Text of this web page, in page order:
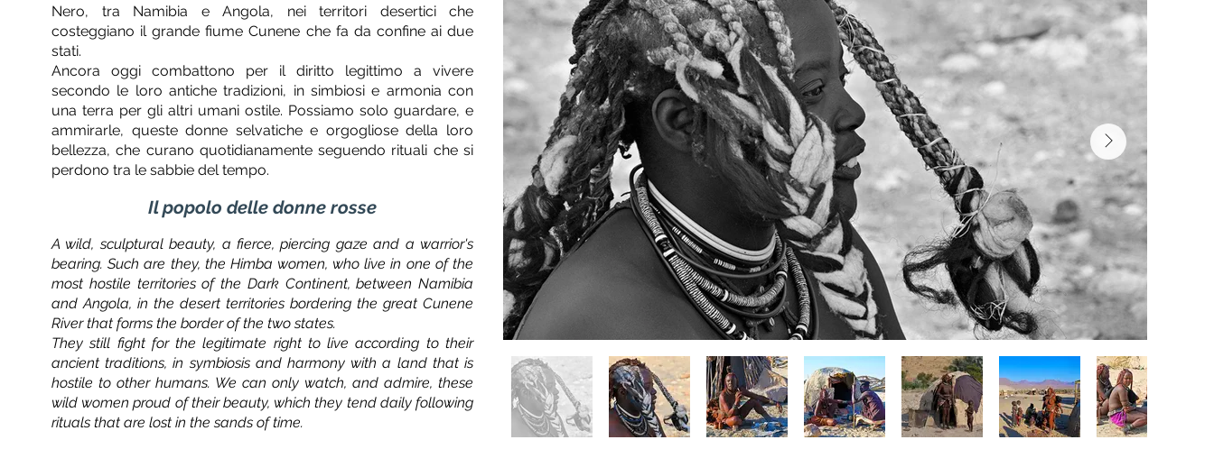
Nero, tra Namibia e Angola, nei territori desertici che
costeggiano il grande fiume Cunene che fa da confine ai due
stati.
Ancora oggi combattono per il diritto legittimo a vivere
secondo le loro antiche tradizioni, in simbiosi e armonia con
una terra per gli altri umani ostile. Possiamo solo guardare, e
ammirarle, queste donne selvatiche e orgogliose della loro
bellezza, che curano quotidianamente seguendo rituali che si
perdono tra le sabbie del tempo.
Il popolo delle donne rosse
A wild, sculptural beauty, a fierce, piercing gaze and a warrior's
bearing. Such are they, the Himba women, who live in one of the
most hostile territories of the Dark Continent, between Namibia
and Angola, in the desert territories bordering the great Cunene
River that forms the border of the two states.
They still fight for the legitimate right to live according to their
ancient traditions, in symbiosis and harmony with a land that is
hostile to other humans. We can only watch, and admire, these
wild women proud of their beauty, which they tend daily following
rituals that are lost in the sands of time.